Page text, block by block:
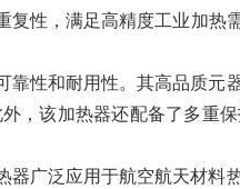
复性，满足高精度工业加热
靠性和耐用性。其高品质
，该加热器还配备了多重
广泛应用于航空航天材料